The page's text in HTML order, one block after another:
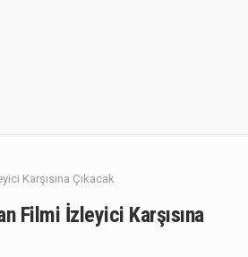
Karşısına Çıkacak
Filmi İzleyici Karşısına